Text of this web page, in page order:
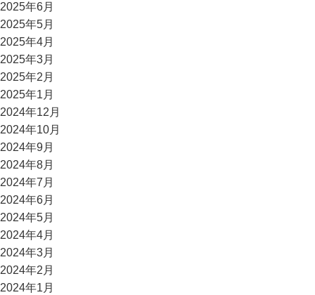
2025年6月
2025年5月
2025年4月
2025年3月
2025年2月
2025年1月
2024年12月
2024年10月
2024年9月
2024年8月
2024年7月
2024年6月
2024年5月
2024年4月
2024年3月
2024年2月
2024年1月